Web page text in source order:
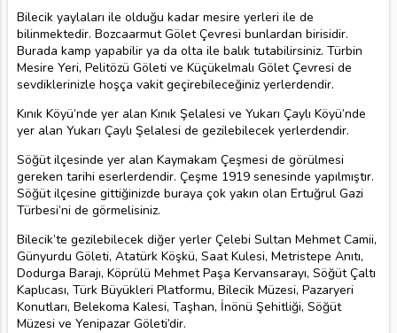
Bilecik yaylaları ile olduğu kadar mesire yerleri ile de
bilinmektedir. Bozcaarmut Gölet Çevresi bunlardan birisidir.
Burada kamp yapabilir ya da olta ile balık tutabilirsiniz. Türbin
Mesire Yeri, Pelitözü Göleti ve Küçükelmalı Gölet Çevresi de
sevdiklerinizle hoşça vakit geçirebileceğiniz yerlerdendir.
Kınık Köyü’nde yer alan Kınık Şelalesi ve Yukarı Çaylı Köyü’nde
yer alan Yukarı Çaylı Şelalesi de gezilebilecek yerlerdendir.
Söğüt ilçesinde yer alan Kaymakam Çeşmesi de görülmesi
gereken tarihi eserlerdendir. Çeşme 1919 senesinde yapılmıştır.
Söğüt ilçesine gittiğinizde buraya çok yakın olan Ertuğrul Gazi
Türbesi’ni de görmelisiniz.
Bilecik’te gezilebilecek diğer yerler Çelebi Sultan Mehmet Camii,
Günyurdu Göleti, Atatürk Köşkü, Saat Kulesi, Metristepe Anıtı,
Dodurga Barajı, Köprülü Mehmet Paşa Kervansarayı, Söğüt Çaltı
Kaplıcası, Türk Büyükleri Platformu, Bilecik Müzesi, Pazaryeri
Konutları, Belekoma Kalesi, Taşhan, İnönü Şehitliği, Söğüt
Müzesi ve Yenipazar Göleti’dir.